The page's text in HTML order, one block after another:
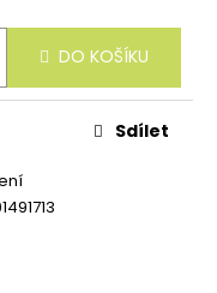
DO KOŠÍKU
Sdílet